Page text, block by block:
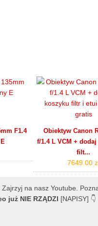
F1.4
Obiektyw Canon
f/1.4 L VCM +
filt...
7649.00
.Zajrzyj na nasz Youtube.
już NIE RZĄDZI
[NAPISY] 👇